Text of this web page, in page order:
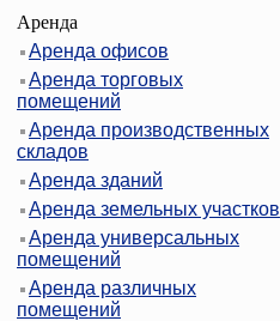
Аренда
Аренда офисов
Аренда торговых
помещений
Аренда производственных
складов
Аренда зданий
Аренда земельных участков
Аренда универсальных
помещений
Аренда различных
помещений